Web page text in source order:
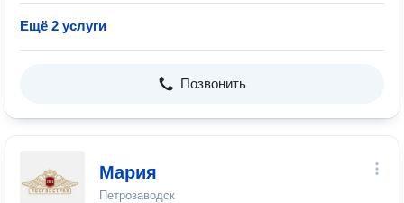
Ещё 2 услуги
Позвонить
Мария
Петрозаводск